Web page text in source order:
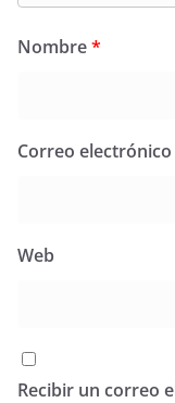
Nombre*
Correo electrónico
Web
Recibir un correo